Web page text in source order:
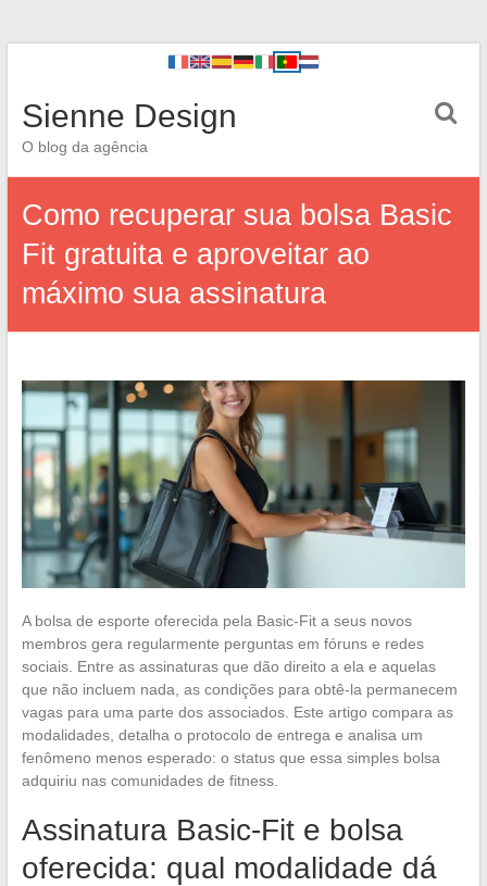
Sienne Design
O blog da agência
Como recuperar sua bolsa Basic
Fit gratuita e aproveitar ao
máximo sua assinatura
A bolsa de esporte oferecida pela Basic-Fit a seus novos
membros gera regularmente perguntas em fóruns e redes
sociais. Entre as assinaturas que dão direito a ela e aquelas
que não incluem nada, as condições para obtê-la permanecem
vagas para uma parte dos associados. Este artigo compara as
modalidades, detalha o protocolo de entrega e analisa um
fenômeno menos esperado: o status que essa simples bolsa
adquiriu nas comunidades de fitness.
Assinatura Basic-Fit e bolsa
oferecida: qual modalidade dá